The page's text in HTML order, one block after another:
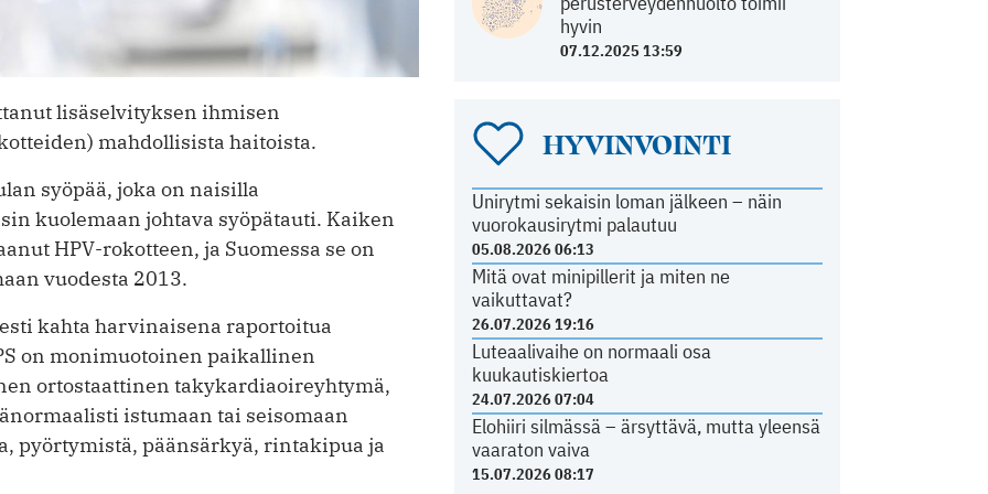
hyvin
07.12.2025 13:59
HYVINVOINTI
Unirytmi sekaisin loman jälkeen – näin
vuorokausirytmi palautuu
05.08.2026 06:13
Mitä ovat minipillerit ja miten ne
vaikuttavat?
26.07.2026 19:16
Luteaalivaihe on normaali osa
kuukautiskiertoa
24.07.2026 07:04
Elohiiri silmässä – ärsyttävä, mutta yleensä
vaaraton vaiva
15.07.2026 08:17
lisäselvityksen ihmisen
mahdollisista haitoista.
syöpää, joka on naisilla
kuolemaan johtava syöpätauti. Kaiken
HPV-rokotteen, ja Suomessa se on
vuodesta 2013.
kahta harvinaisena raportoitua
on monimuotoinen paikallinen
ortostaattinen takykardiaoireyhtymä,
istumaan tai seisomaan
pyörtymistä, päänsärkyä, rintakipua ja